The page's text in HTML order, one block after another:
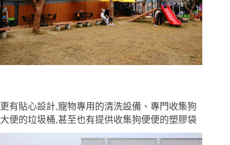
更有貼心設計,寵物專用的清洗設備、專門收集狗
大便的垃圾桶,甚至也有提供收集狗便便的塑膠袋